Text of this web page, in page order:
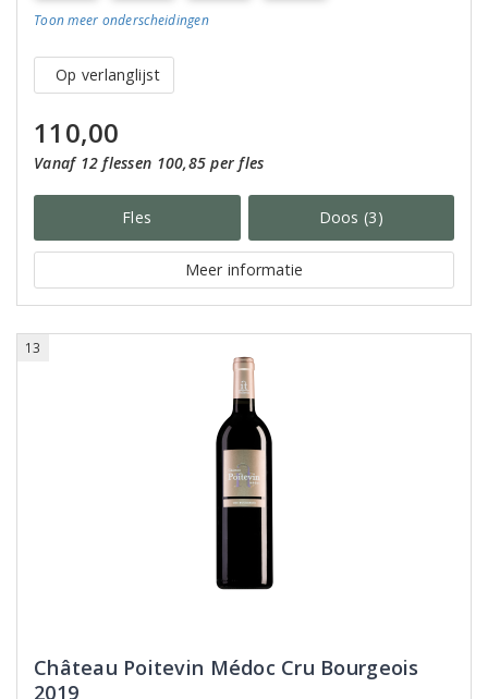
Toon meer onderscheidingen
Op verlanglijst
110,00
Vanaf 12 flessen 100,85 per fles
Fles Doos (3)
Meer informatie
13
Château Poitevin Médoc Cru Bourgeois
2019